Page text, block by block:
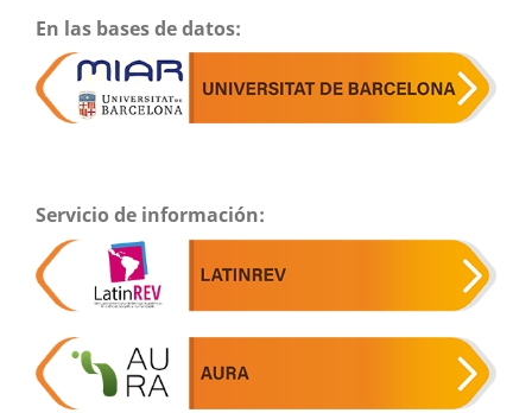
En las bases de datos:
Servicio de información: